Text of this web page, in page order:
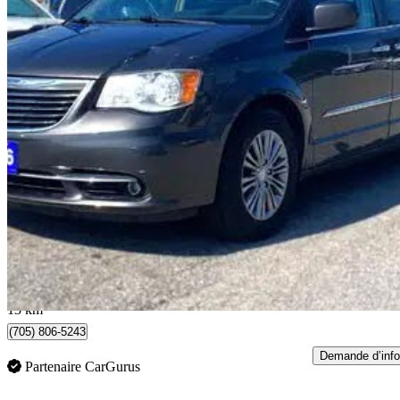
2016 Chrysler Town & Country
Touring-L FWD187 777 km
13 990 $ Affaire
246 $/mois env.
Barrie, ON
13 km
(705) 806-5243
Partenaire CarGurus
Demande d’info